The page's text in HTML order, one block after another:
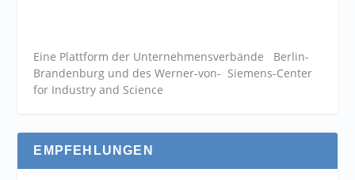
Eine Plattform der Unternehmensverbände Berlin-
Brandenburg und des Werner-von- Siemens-Center
for Industry and Science
EMPFEHLUNGEN